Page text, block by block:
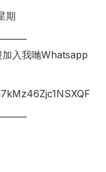
期
加入我哋Whatsapp